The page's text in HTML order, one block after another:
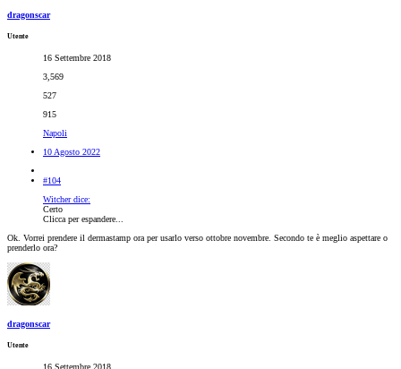
dragonscar
Utente
16 Settembre 2018
3,569
527
915
Napoli
10 Agosto 2022
#104
Witcher dice:
Certo
Clicca per espandere...
Ok. Vorrei prendere il dermastamp ora per usarlo verso ottobre novembre. Secondo te è meglio aspettare o
prenderlo ora?
dragonscar
Utente
16 Settembre 2018